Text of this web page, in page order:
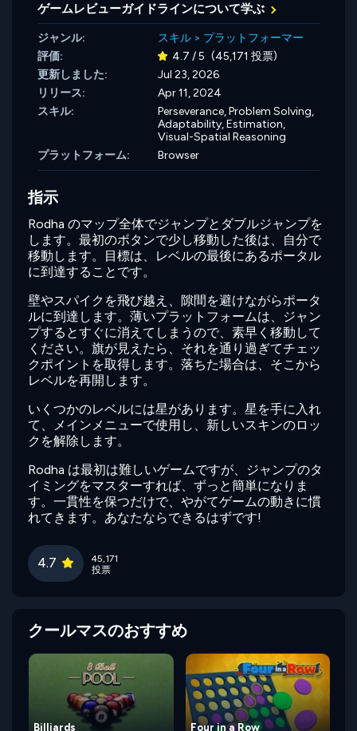
ゲームレビューガイドラインについて学ぶ
ジャンル: スキル > プラットフォーマー
評価:
4.7 / 5 (45,171 投票)
更新しました:
Jul 23, 2026
リリース:
Apr 11, 2024
スキル:
Perseverance,Problem Solving,
Adaptability,Estimation,
Visual-Spatial Reasoning
プラットフォーム:
Browser
指示
Rodha のマップ全体でジャンプとダブルジャンプを
します。最初のボタンで少し移動した後は、自分で
移動します。目標は、レベルの最後にあるポータル
に到達することです。
壁やスパイクを飛び越え、隙間を避けながらポータ
ルに到達します。薄いプラットフォームは、ジャン
プするとすぐに消えてしまうので、素早く移動して
ください。旗が見えたら、それを通り過ぎてチェッ
クポイントを取得します。落ちた場合は、そこから
レベルを再開します。
いくつかのレベルには星があります。星を手に入れ
て、メインメニューで使用し、新しいスキンのロッ
クを解除します。
Rodha は最初は難しいゲームですが、ジャンプのタ
イミングをマスターすれば、ずっと簡単になりま
す。一貫性を保つだけで、やがてゲームの動きに慣
れてきます。あなたならできるはずです!
4.7
45,171
投票
クールマスのおすすめ
Billiards Four in a Row